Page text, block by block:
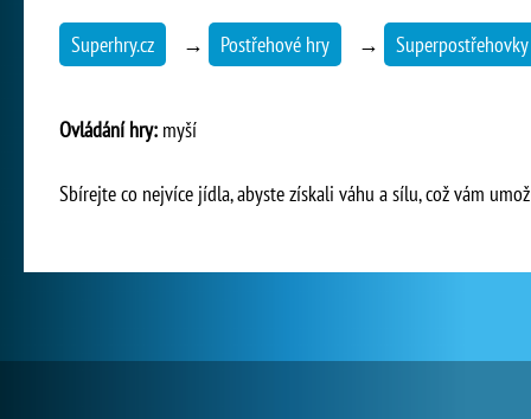
Superhry.cz → Postřehové hry → Superpostřehovky
Ovládání hry: myší
Sbírejte co nejvíce jídla, abyste získali váhu a sílu, což vám